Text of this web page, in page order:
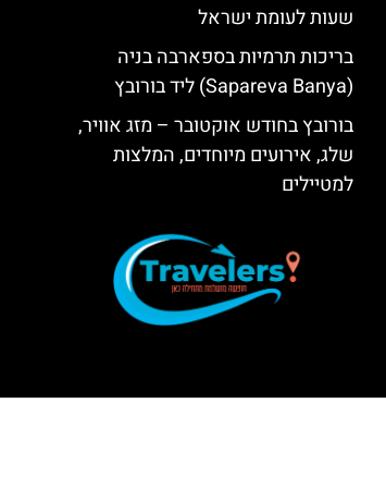
שעות לעומת ישראל
בריכות תרמיות בספארבה בניה
(Sapareva Banya) ליד בורובץ
בורובץ בחודש אוקטובר – מזג אוויר,
שלג, אירועים מיוחדים, המלצות
למטיילים